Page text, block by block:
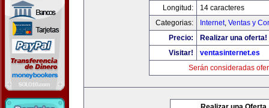
Longitud:
14 caracteres
Categorias:
Internet, Ventas y
Precio:
Realizar una oferta!
Visitar!
ventasinternet.es
Serán consideradas